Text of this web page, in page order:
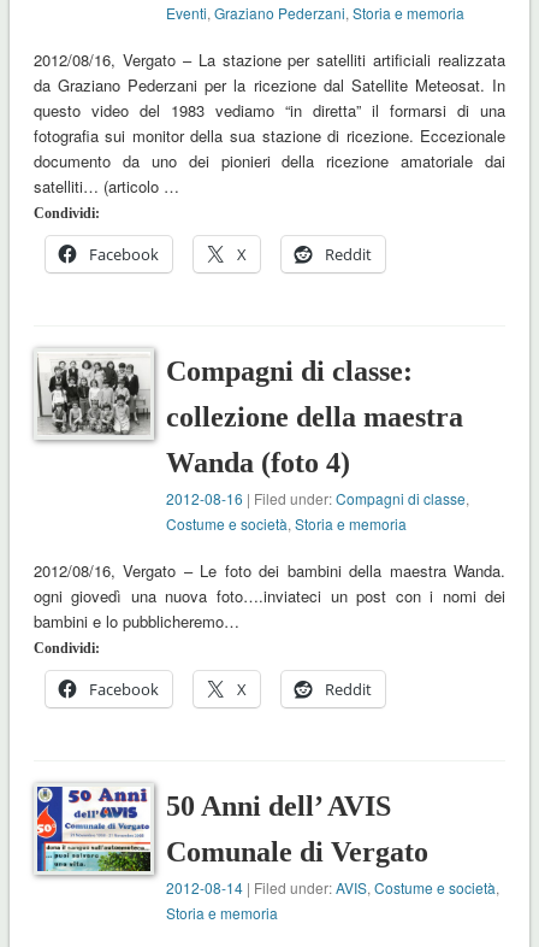
Eventi,Graziano Pederzani,Storia e memoria
2012/08/16, Vergato – La stazione per satelliti artificiali realizzata
da Graziano Pederzani per la ricezione dal Satellite Meteosat. In
questo video del 1983 vediamo “in diretta” il formarsi di una
fotografia sui monitor della sua stazione di ricezione. Eccezionale
documento da uno dei pionieri della ricezione amatoriale dai
satelliti… (articolo …
Condividi:
Facebook X Reddit
Compagni di classe:
collezione della maestra
Wanda (foto 4)
2012-08-16 | Filed under:Compagni di classe,
Costume e società,Storia e memoria
2012/08/16, Vergato – Le foto dei bambini della maestra Wanda.
ogni giovedì una nuova foto….inviateci un post con i nomi dei
bambini e lo pubblicheremo…
Condividi:
Facebook X Reddit
50 Anni dell’ AVIS
Comunale di Vergato
2012-08-14 | Filed under:AVIS,Costume e società,
Storia e memoria